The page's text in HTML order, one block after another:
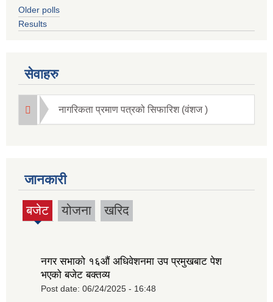
Older polls
Results
सेवाहरु
नागरिकता प्रमाण पत्रको सिफारिश (वंशज )
जानकारी
बजेट
(active
योजना खरिद
नगर सभाको १६‍औं अधिवेशनमा उप प्रमुखबाट पेश
भएको बजेट बक्तव्य
Post date: 06/24/2025 - 16:48